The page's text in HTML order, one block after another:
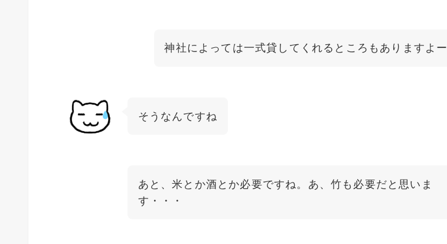
神社によっては一式貸してくれるところもありますよー
そうなんですね
あと、米とか酒とか必要ですね。あ、竹も必要だと思いま
す・・・